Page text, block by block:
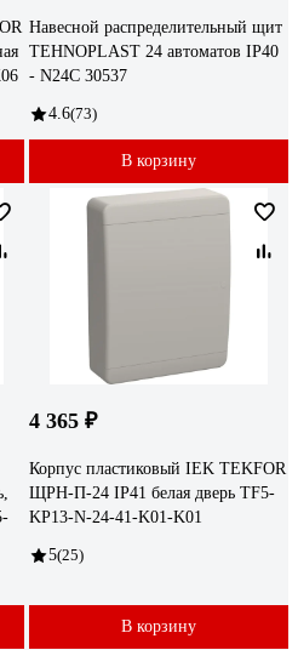
Навесной распределительный щит
TEHNOPLAST 24 автоматов IP40
- N24C 30537
4.6(73)
В корзину
4 365 ₽
Корпус пластиковый IEK TEKFOR
ЩРН-П-24 IP41 белая дверь TF5-
KP13-N-24-41-K01-K01
5(25)
В корзину